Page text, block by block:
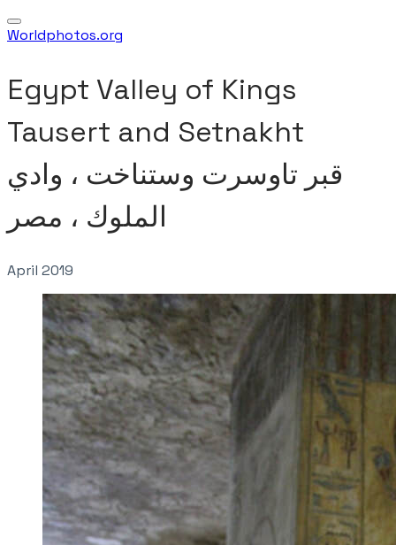
Worldphotos.org
Egypt Valley of Kings
Tausert and Setnakht
​قبر تاوسرت وستناخت ، وادي
الملوك ، مصر
April 2019